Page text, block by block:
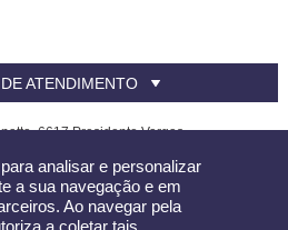
analisar e personalizar
a sua navegação e em
Ao navegar pela
a coletar tais
ATENDIMENTO
6617 Presidente Vargas
81.390.619/0002-32
-Canfer-2026